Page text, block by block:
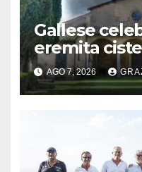
Gallese
eremita
secolo
AGO 7, 2026